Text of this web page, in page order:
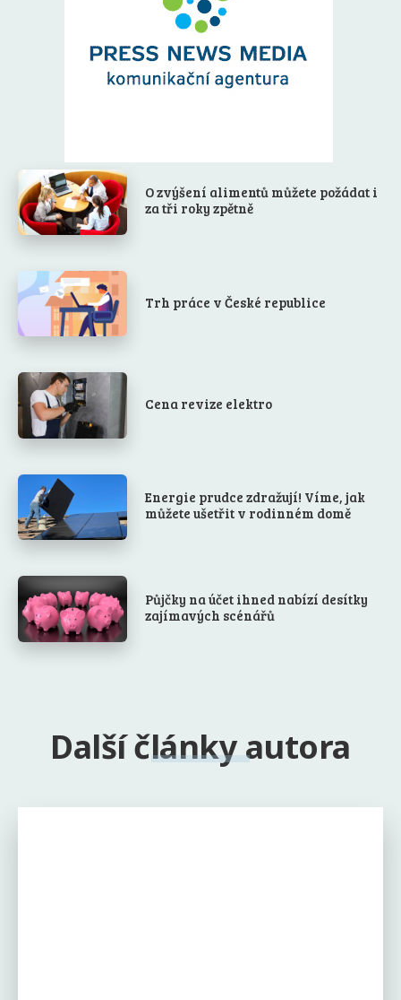
O zvýšení alimentů můžete požádat i
za tři roky zpětně
Trh práce v České republice
Cena revize elektro
Energie prudce zdražují! Víme, jak
můžete ušetřit v rodinném domě
Půjčky na účet ihned nabízí desítky
zajímavých scénářů
Další články autora